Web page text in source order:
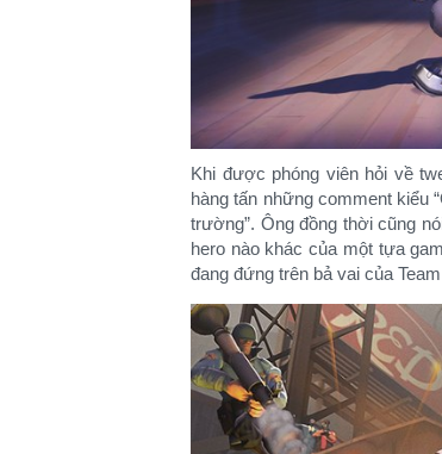
Khi được phóng viên hỏi về
hàng tấn những comment kiểu
trường”. Ông đồng thời cũng
hero nào khác của một tựa
đang đứng trên bả vai của